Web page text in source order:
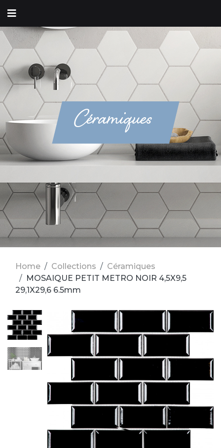
Céramiques
Home Collections
Céramiques
MOSAIQUE PETIT METRO NOIR 4,5X9,5
29,1X29,6 6.5mm